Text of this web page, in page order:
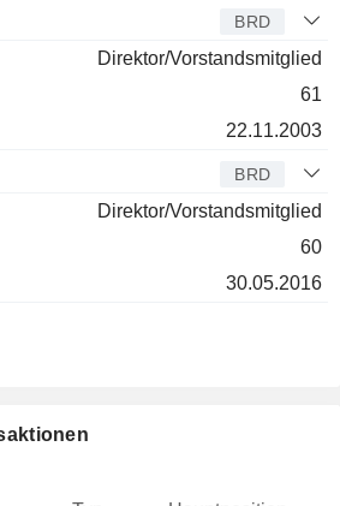
BRD
Direktor/Vorstandsmitglied
61
22.11.2003
BRD
Direktor/Vorstandsmitglied
60
30.05.2016